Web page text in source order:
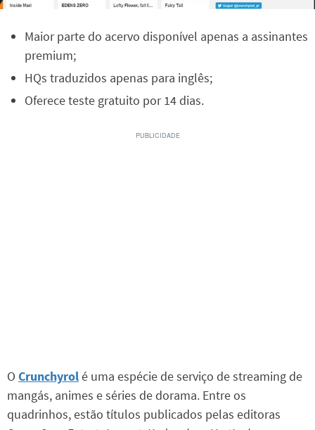
Maior parte do acervo disponível apenas a assinantes
premium;
HQs traduzidos apenas para inglês;
Oferece teste gratuito por 14 dias.
O Crunchyrolé uma espécie de serviço de streaming de
mangás, animes e séries de dorama. Entre os
quadrinhos, estão títulos publicados pelas editoras